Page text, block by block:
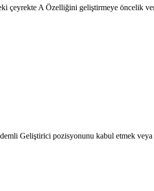
çeyrekte A Özelliğini geliştirmeye öncelik
Geliştirici pozisyonunu kabul etmek